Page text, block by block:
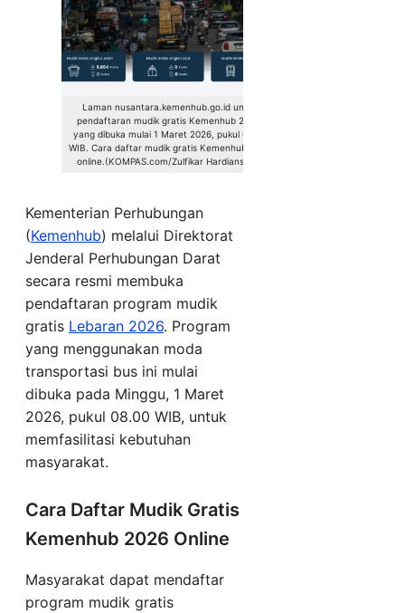
Laman nusantara.kemenhub.go.id untuk
pendaftaran mudik gratis Kemenhub 2026,
yang dibuka mulai 1 Maret 2026, pukul 08.00
WIB. Cara daftar mudik gratis Kemenhub 2026
online.(KOMPAS.com/Zulfikar Hardiansyah)
Kementerian Perhubungan
(Kemenhub) melalui Direktorat
Jenderal Perhubungan Darat
secara resmi membuka
pendaftaran program mudik
gratis Lebaran 2026. Program
yang menggunakan moda
transportasi bus ini mulai
dibuka pada Minggu, 1 Maret
2026, pukul 08.00 WIB, untuk
memfasilitasi kebutuhan
masyarakat.
Cara Daftar Mudik Gratis
Kemenhub 2026 Online
Masyarakat dapat mendaftar
program mudik gratis